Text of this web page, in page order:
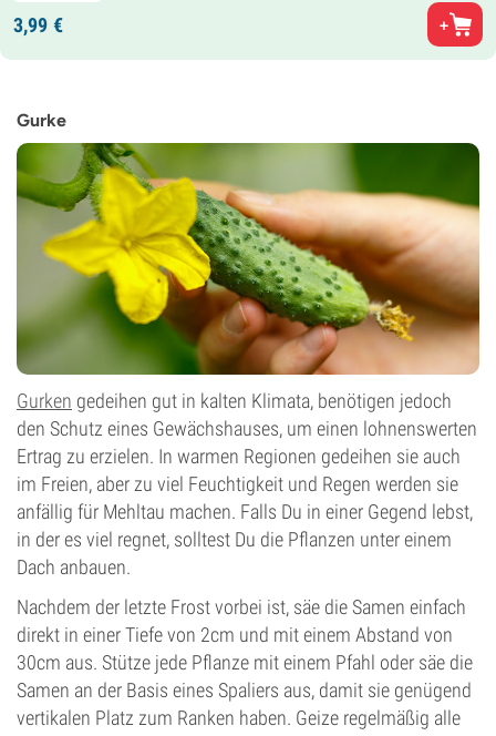
3,99 €
Gurke
Gurken gedeihen gut in kalten Klimata, benötigen jedoch
den Schutz eines Gewächshauses, um einen lohnenswerten
Ertrag zu erzielen. In warmen Regionen gedeihen sie auch
im Freien, aber zu viel Feuchtigkeit und Regen werden sie
anfällig für Mehltau machen. Falls Du in einer Gegend lebst,
in der es viel regnet, solltest Du die Pflanzen unter einem
Dach anbauen.
Nachdem der letzte Frost vorbei ist, säe die Samen einfach
direkt in einer Tiefe von 2cm und mit einem Abstand von
30cm aus. Stütze jede Pflanze mit einem Pfahl oder säe die
Samen an der Basis eines Spaliers aus, damit sie genügend
vertikalen Platz zum Ranken haben. Geize regelmäßig alle